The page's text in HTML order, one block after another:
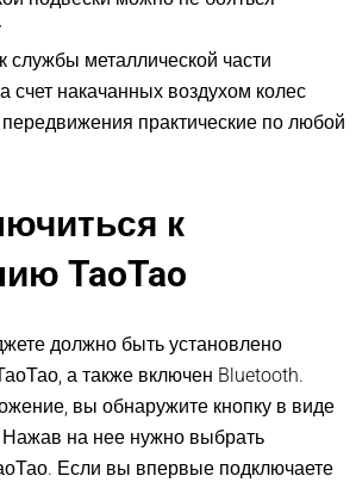
службы металлической части
счет накачанных воздухом колес
практические по любой
к
TaoTao
должно быть установлено
а также включен Bluetooth.
вы обнаружите кнопку в виде
Нажав на нее нужно выбрать
Если вы впервые подключаете